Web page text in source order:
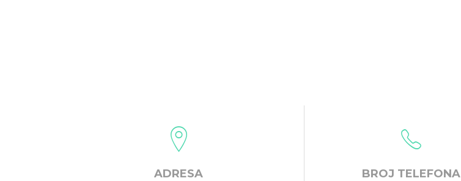
ADRESA
BROJ TELEFONA